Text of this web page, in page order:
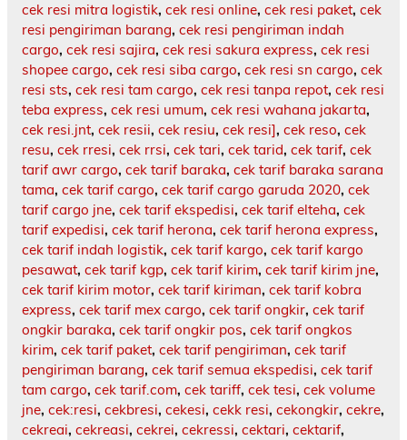
cek resi mitra logistik, cek resi online, cek resi paket, cek
resi pengiriman barang, cek resi pengiriman indah
cargo, cek resi sajira, cek resi sakura express, cek resi
shopee cargo, cek resi siba cargo, cek resi sn cargo, cek
resi sts, cek resi tam cargo, cek resi tanpa repot, cek resi
teba express, cek resi umum, cek resi wahana jakarta,
cek resi.jnt, cek resii, cek resiu, cek resi], cek reso, cek
resu, cek rresi, cek rrsi, cek tari, cek tarid, cek tarif, cek
tarif awr cargo, cek tarif baraka, cek tarif baraka sarana
tama, cek tarif cargo, cek tarif cargo garuda 2020, cek
tarif cargo jne, cek tarif ekspedisi, cek tarif elteha, cek
tarif expedisi, cek tarif herona, cek tarif herona express,
cek tarif indah logistik, cek tarif kargo, cek tarif kargo
pesawat, cek tarif kgp, cek tarif kirim, cek tarif kirim jne,
cek tarif kirim motor, cek tarif kiriman, cek tarif kobra
express, cek tarif mex cargo, cek tarif ongkir, cek tarif
ongkir baraka, cek tarif ongkir pos, cek tarif ongkos
kirim, cek tarif paket, cek tarif pengiriman, cek tarif
pengiriman barang, cek tarif semua ekspedisi, cek tarif
tam cargo, cek tarif.com, cek tariff, cek tesi, cek volume
jne, cek:resi, cekbresi, cekesi, cekk resi, cekongkir, cekre,
cekreai, cekreasi, cekrei, cekressi, cektari, cektarif,